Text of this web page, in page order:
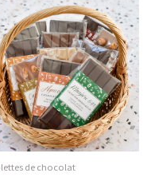
de chocolat